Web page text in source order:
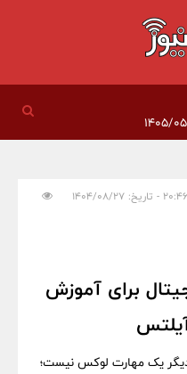
برای آموزش
دیگر یک مهارت لوکس نیست؛